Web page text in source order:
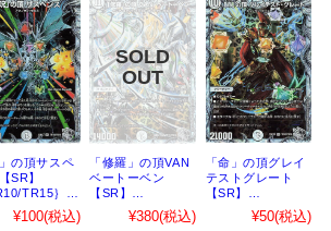
」の頂サスペ
SR】
TR15｝
］
¥100(税込)
「修羅」の頂VAN
ベートーベン
【SR】
｛TR11/TR15｝
［23EX3］
¥380(税込)
「命」の頂グレイ
テストグレート
【SR】
｛TR12/TR15｝
［23EX3］
¥50(税込)